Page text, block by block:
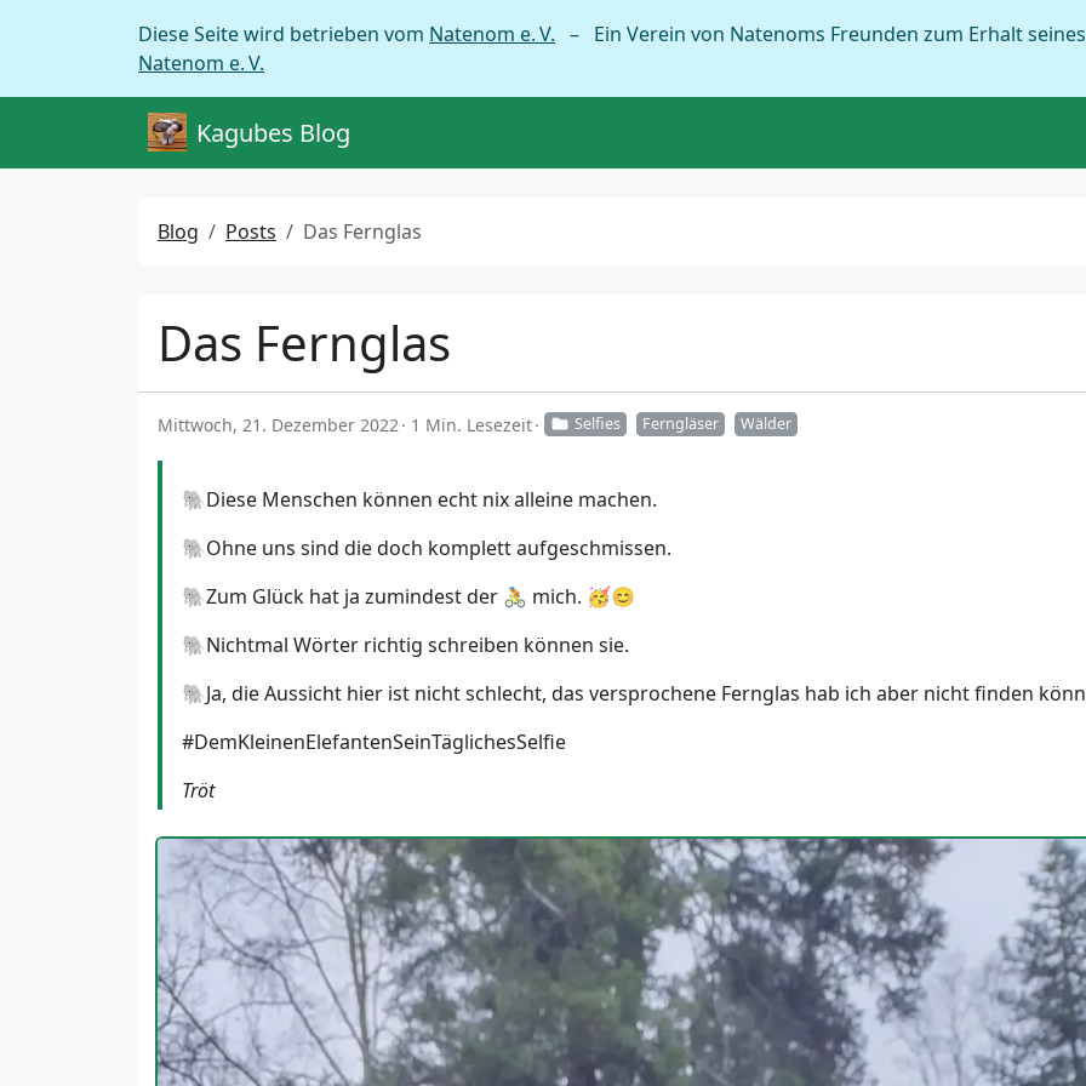
Diese Seite wird betrieben vom Natenom e. V. – Ein Verein von Natenoms Freunden zum Erhalt
Natenom e. V.
Kagubes Blog
Blog Posts Das Fernglas
Das Fernglas
Mittwoch, 21. Dezember 2022 1 Min. Lesezeit Selfies Ferngläser Wälder
🐘Diese Menschen können echt nix alleine machen.
🐘Ohne uns sind die doch komplett aufgeschmissen.
🐘Zum Glück hat ja zumindest der 🚴 mich. 🥳😊
🐘Nichtmal Wörter richtig schreiben können sie.
🐘Ja, die Aussicht hier ist nicht schlecht, das versprochene Fernglas hab ich aber nicht finden
#DemKleinenElefantenSeinTäglichesSelfie
Tröt